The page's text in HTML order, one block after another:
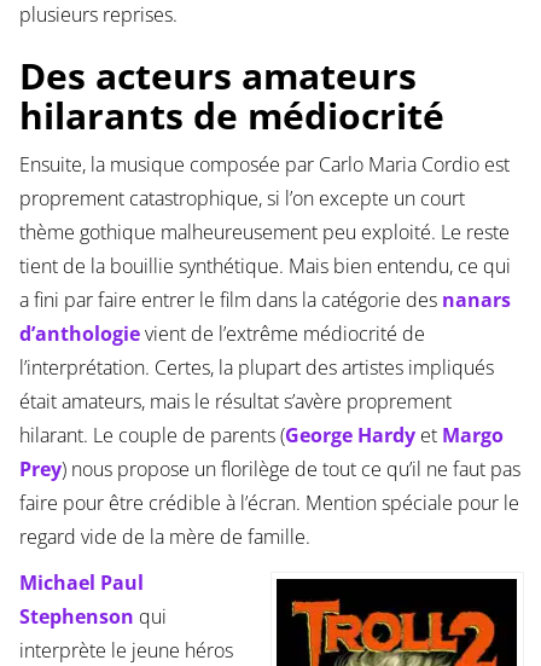
plusieurs reprises.
Des acteurs amateurs
hilarants de médiocrité
Ensuite, la musique composée par Carlo Maria Cordio est
proprement catastrophique, si l’on excepte un court
thème gothique malheureusement peu exploité. Le reste
tient de la bouillie synthétique. Mais bien entendu, ce qui
a fini par faire entrer le film dans la catégorie des nanars
d’anthologievient de l’extrême médiocrité de
l’interprétation. Certes, la plupart des artistes impliqués
était amateurs, mais le résultat s’avère proprement
hilarant. Le couple de parents (George Hardyet Margo
Prey) nous propose un florilège de tout ce qu’il ne faut pas
faire pour être crédible à l’écran. Mention spéciale pour le
regard vide de la mère de famille.
Michael Paul
Stephenson qui
interprète le jeune héros